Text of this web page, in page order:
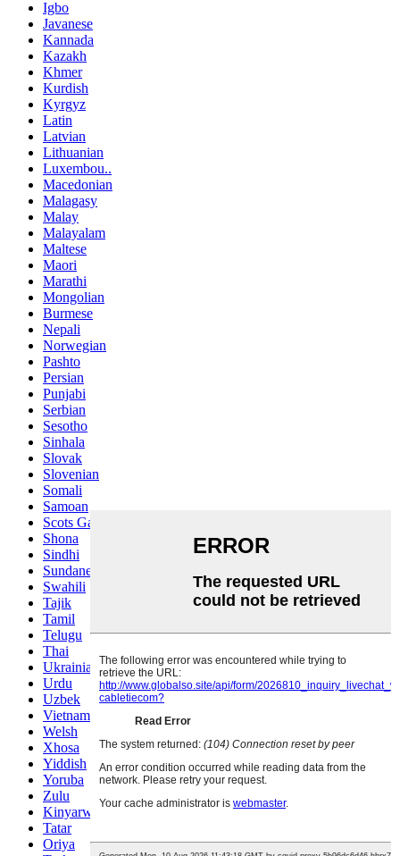
Igbo
Javanese
Kannada
Kazakh
Khmer
Kurdish
Kyrgyz
Latin
Latvian
Lithuanian
Luxembou..
Macedonian
Malagasy
Malay
Malayalam
Maltese
Maori
Marathi
Mongolian
Burmese
Nepali
Norwegian
Pashto
Persian
Punjabi
Serbian
Sesotho
Sinhala
Slovak
Slovenian
Somali
Samoan
Scots Gaelic
Shona
Sindhi
Sundanese
Swahili
Tajik
Tamil
Telugu
Thai
Ukrainian
Urdu
Uzbek
Vietnamese
Welsh
Xhosa
Yiddish
Yoruba
Zulu
Kinyarwanda
Tatar
Oriya